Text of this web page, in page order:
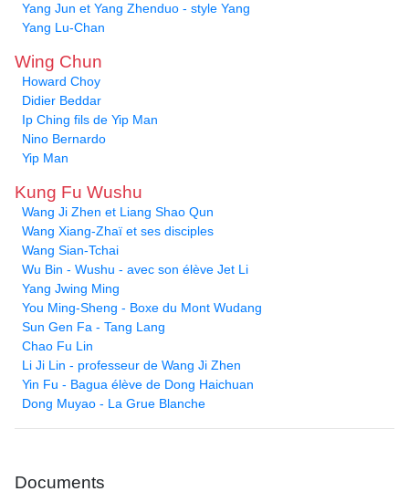
Yang Jun et Yang Zhenduo - style Yang
Yang Lu-Chan
Wing Chun
Howard Choy
Didier Beddar
Ip Ching fils de Yip Man
Nino Bernardo
Yip Man
Kung Fu Wushu
Wang Ji Zhen et Liang Shao Qun
Wang Xiang-Zhaï et ses disciples
Wang Sian-Tchai
Wu Bin - Wushu - avec son élève Jet Li
Yang Jwing Ming
You Ming-Sheng - Boxe du Mont Wudang
Sun Gen Fa - Tang Lang
Chao Fu Lin
Li Ji Lin - professeur de Wang Ji Zhen
Yin Fu - Bagua élève de Dong Haichuan
Dong Muyao - La Grue Blanche
Documents